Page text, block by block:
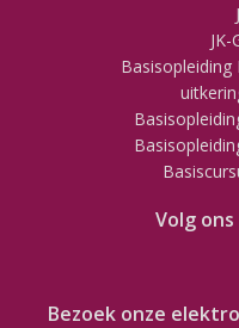
Basisopleiding
Volg
Bezoek onze